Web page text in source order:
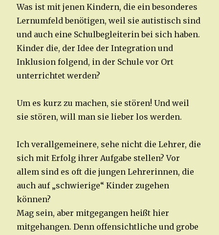
Was ist mit jenen Kindern, die ein besonderes
Lernumfeld benötigen, weil sie autistisch sind
und auch eine Schulbegleiterin bei sich haben.
Kinder die, der Idee der Integration und
Inklusion folgend, in der Schule vor Ort
unterrichtet werden?
Um es kurz zu machen, sie stören! Und weil
sie stören, will man sie lieber los werden.
Ich verallgemeinere, sehe nicht die Lehrer, die
sich mit Erfolg ihrer Aufgabe stellen? Vor
allem sind es oft die jungen Lehrerinnen, die
auch auf „schwierige“ Kinder zugehen
können?
Mag sein, aber mitgegangen heißt hier
mitgehangen. Denn offensichtliche und grobe